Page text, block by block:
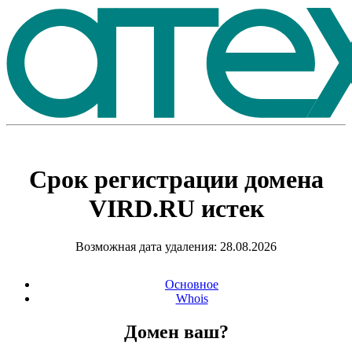
Срок регистрации домена
VIRD.RUистек
Возможная дата удаления: 28.08.2026
Основное
Whois
Домен ваш?